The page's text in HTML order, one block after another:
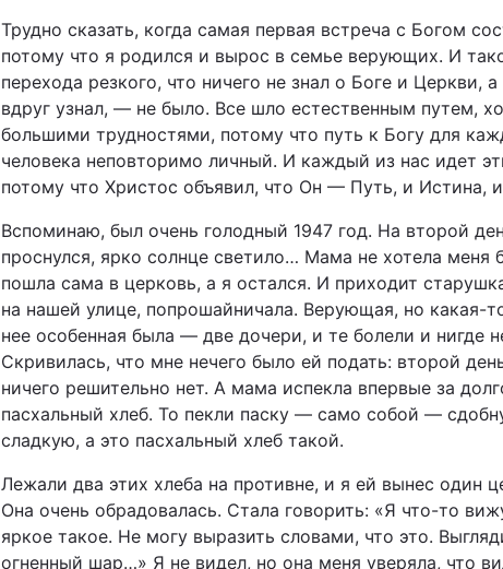
Туризм
Погода
Статті
Вакансії
Пресцентр
Трудно сказать, когда самая первая встреча с Богом
потому что я родился и вырос в семье верующих. И
перехода резкого, что ничего не знал о Боге и Церкви,
вдруг узнал, — не было. Все шло естественным путем,
большими трудностями, потому что путь к Богу для
человека неповторимо личный. И каждый из нас идет
потому что Христос объявил, что Он — Путь, и Истина,
Вспоминаю, был очень голодный 1947 год. На второй
проснулся, ярко солнце светило… Мама не хотела меня
пошла сама в церковь, а я остался. И приходит
на нашей улице, попрошайничала. Верующая, но какая-
нее особенная была — две дочери, и те болели и нигде
Скривилась, что мне нечего было ей подать: второй
ничего решительно нет. А мама испекла впервые за
пасхальный хлеб. То пекли паску — само собой —
сладкую, а это пасхальный хлеб такой.
Лежали два этих хлеба на противне, и я ей вынес один
Она очень обрадовалась. Стала говорить: «Я что-то
яркое такое. Не могу выразить словами, что это.
огненный шар…» Я не видел, но она меня уверяла, что